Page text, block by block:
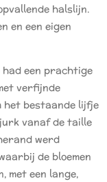
halslijn.
en een eigen
had een prachtige
verfijnde
het bestaande lijfje
vanaf de taille
werd
de bloemen
met een lange,